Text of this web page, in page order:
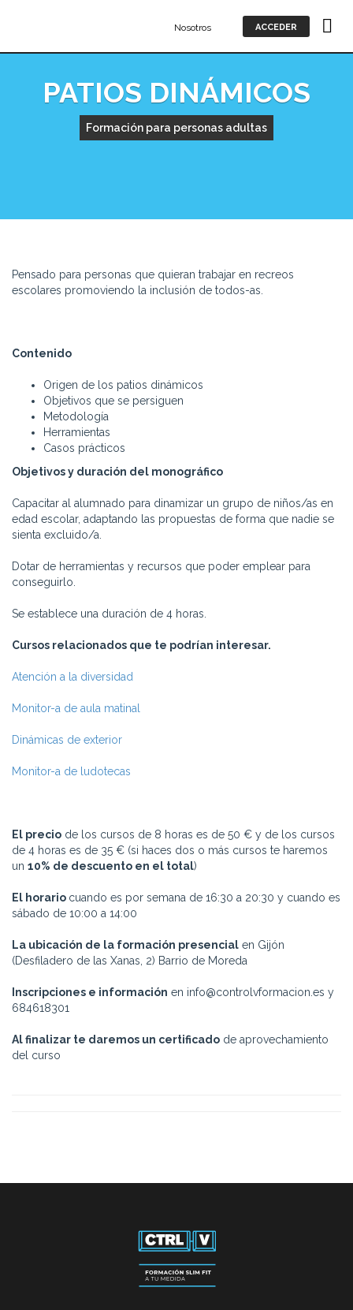
ACCEDER
Nosotros
PATIOS DINÁMICOS
Formación para personas adultas
Pensado para personas que quieran trabajar en recreos
escolares promoviendo la inclusión de todos-as.
Contenido
Origen de los patios dinámicos
Objetivos que se persiguen
Metodología
Herramientas
Casos prácticos
Objetivos y duración del monográfico
Capacitar al alumnado para dinamizar un grupo de niños/as en
edad escolar, adaptando las propuestas de forma que nadie se
sienta excluido/a.
Dotar de herramientas y recursos que poder emplear para
conseguirlo.
Se establece una duración de 4 horas.
Cursos relacionados que te podrían interesar.
Atención a la diversidad
Monitor-a de aula matinal
Dinámicas de exterior
Monitor-a de ludotecas
El precio de los cursos de 8 horas es de 50 € y de los cursos
de 4 horas es de 35 € (si haces dos o más cursos te haremos
un 10% de descuento en el total)
El horario cuando es por semana de 16:30 a 20:30 y cuando es
sábado de 10:00 a 14:00
La ubicación de la formación presencial en Gijón
(Desfiladero de las Xanas, 2) Barrio de Moreda
Inscripciones e información en info@controlvformacion.es y
684618301
Al finalizar te daremos un certificado de aprovechamiento
del curso